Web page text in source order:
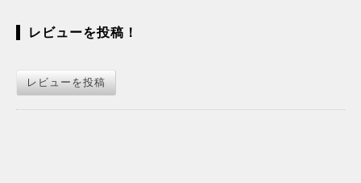
レビューを投稿！
レビューを投稿